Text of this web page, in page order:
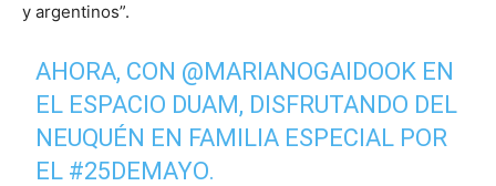
y argentinos”.
AHORA, CON @MARIANOGAIDOOK EN
EL ESPACIO DUAM, DISFRUTANDO DEL
NEUQUÉN EN FAMILIA ESPECIAL POR
EL #25DEMAYO.